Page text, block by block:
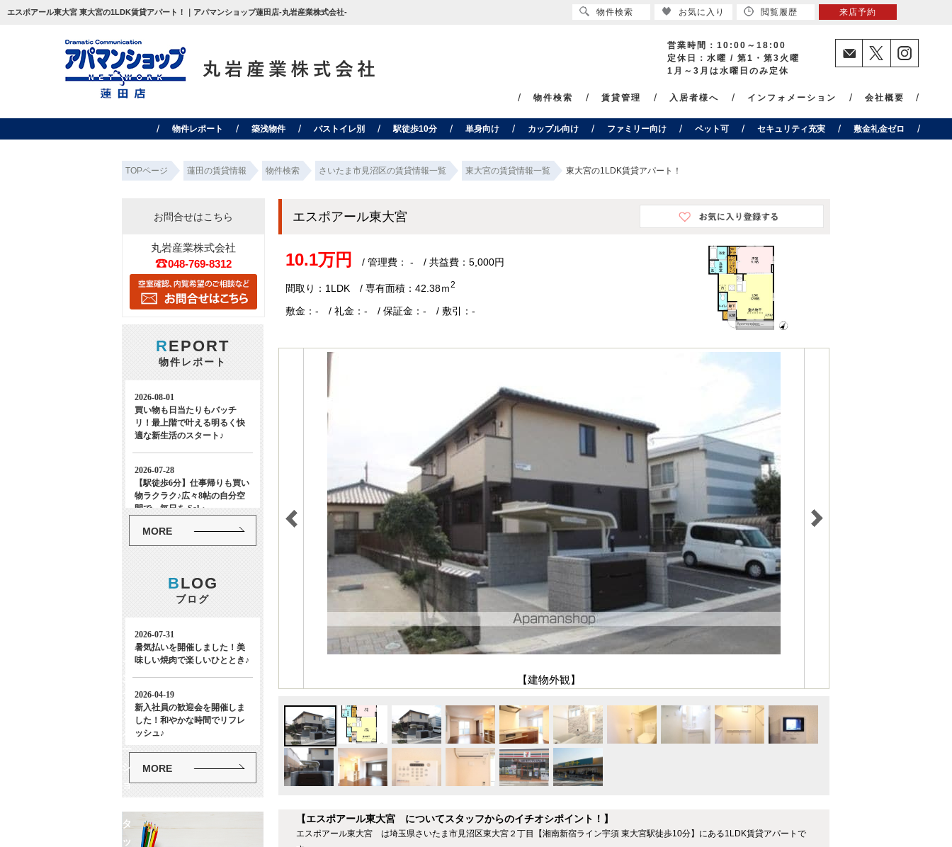
エスポアール東大宮 東大宮の1LDK賃貸アパート！｜アパマンショップ蓮田店-丸岩産業株式会社-
営業時間：10:00～18:00
定休日：水曜 / 第1・第3火曜
1月～3月は水曜日のみ定休
物件検索 賃貸管理 入居者様へ インフォメーション 会社概要
物件レポート 築浅物件 バストイレ別 駅徒歩10分 単身向け カップル向け ファミリー向け ペット可 セキュリティ充実 敷金礼金ゼロ
TOPページ 蓮田の賃貸情報 物件検索 さいたま市見沼区の賃貸情報一覧 東大宮の賃貸情報一覧 東大宮の1LDK賃貸アパート！
エスポアール東大宮
10.1万円 / 管理費： - / 共益費：5,000円
間取り：1LDK / 専有面積：42.38ｍ2
敷金：- / 礼金：- / 保証金：- / 敷引：-
【建物外観】
【エスポアール東大宮 についてスタッフからのイチオシポイント！】
エスポアール東大宮 は埼玉県さいたま市見沼区東大宮２丁目【湘南新宿ライン宇須 東大宮駅徒歩10分】にある1LDK賃貸アパートで
お問合せはこちら
丸岩産業株式会社
048-769-8312
REPORT
物件レポート
MORE
BLOG
ブログ
MORE
イ
ン
ー
シ
ョ
タ
ッ
物件検索 お気に入り 閲覧履歴 来店予約